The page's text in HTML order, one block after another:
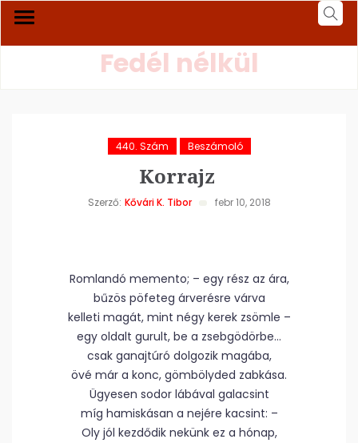
Fedél nélkül
440. Szám Beszámoló
Korrajz
Szerző: Kővári K. Tibor febr 10, 2018
Romlandó memento; – egy rész az ára,
bűzös pöfeteg árverésre várva
kelleti magát, mint négy kerek zsömle –
egy oldalt gurult, be a zsebgödörbe…
csak ganajtúró dolgozik magába,
övé már a konc, gömbölyded zabkása.
Ügyesen sodor lábával galacsint
míg hamiskásan a nejére kacsint: –
Oly jól kezdődik nekünk ez a hónap,